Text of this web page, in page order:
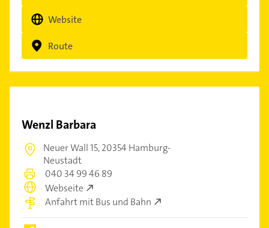
Website
Route
Wenzl Barbara
Neuer Wall 15,20354 Hamburg-
Neustadt
040 34 99 46 89
Webseite
Anfahrt mit Bus und Bahn